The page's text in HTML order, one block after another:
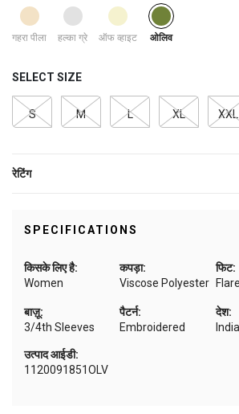
गहरा पीला हल्का ग्रे ऑफ व्हाइट selected
ओलिव
SELECT SIZE
S M L XL XXL
रेटिंग
SPECIFICATIONS
किसके लिए है:
Women
कपड़ा:
Viscose Polyester
फिट:
बाज़ू:
3/4th Sleeves
पैटर्न:
Embroidered
देश:
India
उत्पाद आईडी:
1120091851OLV